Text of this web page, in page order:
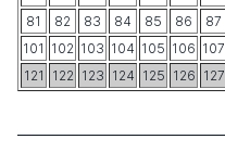
81
82 83 84 85 86 87
101 102 103 104 105 106 107
121
122 123 124 125 126 127